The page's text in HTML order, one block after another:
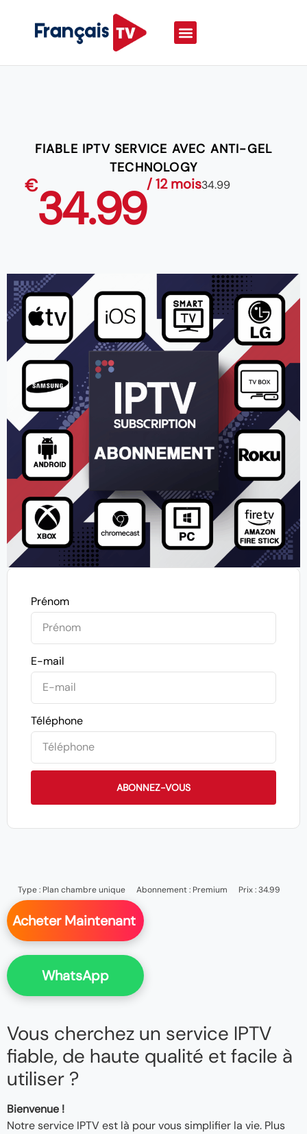
FIABLE IPTV SERVICE AVEC ANTI-GEL
TECHNOLOGY
€34.99/ 12 mois34.99
Prénom
E-mail
Téléphone
ABONNEZ-VOUS
Type : Plan chambre unique Abonnement : Premium Prix : 34.99
Acheter Maintenant
WhatsApp
Vous cherchez un service IPTV
fiable, de haute qualité et facile à
utiliser ?
Bienvenue !
Notre service IPTV est là pour vous simplifier la vie. Plus